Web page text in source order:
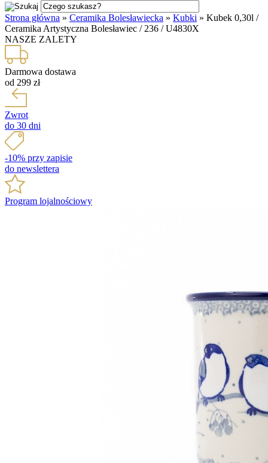
Strona główna » Ceramika Bolesławiecka » Kubki » Kubek 0,30l /
Ceramika Artystyczna Bolesławiec / 236 / U4830X
NASZE ZALETY
Darmowa dostawa
od 299 zł
Zwrot
do 30 dni
-10% przy zapisie
do newslettera
Program lojalnościowy